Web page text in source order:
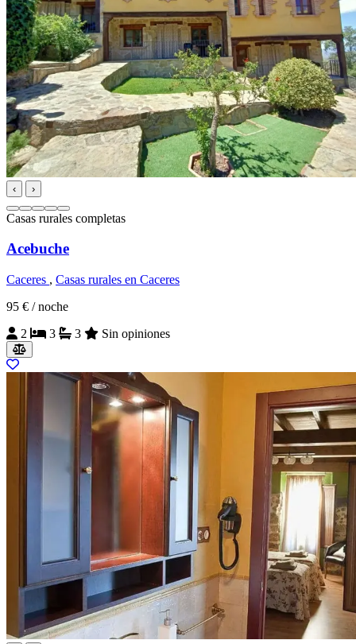
‹ ›
Casas rurales completas
Acebuche
Caceres , Casas rurales en Caceres
95 € / noche
2
3 3 Sin opiniones